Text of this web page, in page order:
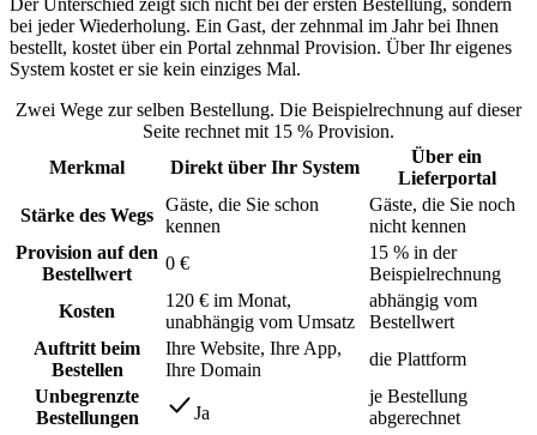
bei jeder Wiederholung. Ein Gast, der zehnmal im Jahr bei Ihnen
bestellt, kostet über ein Portal zehnmal Provision. Über Ihr eigenes
System kostet er sie kein einziges Mal.
Zwei Wege zur selben Bestellung. Die Beispielrechnung auf dieser
Seite rechnet mit 15 % Provision.
Merkmal
Direkt über Ihr System
Über ein
Lieferportal
Stärke des Wegs
Gäste, die Sie schon
kennen
Gäste, die Sie noch
nicht kennen
Provision auf den
Bestellwert
0 €
15 % in der
Beispielrechnung
Kosten
120 € im Monat,
unabhängig vom Umsatz
abhängig vom
Bestellwert
Auftritt beim
Bestellen
Ihre Website, Ihre App,
Ihre Domain
die Plattform
Unbegrenzte
Bestellungen
Ja
je Bestellung
abgerechnet